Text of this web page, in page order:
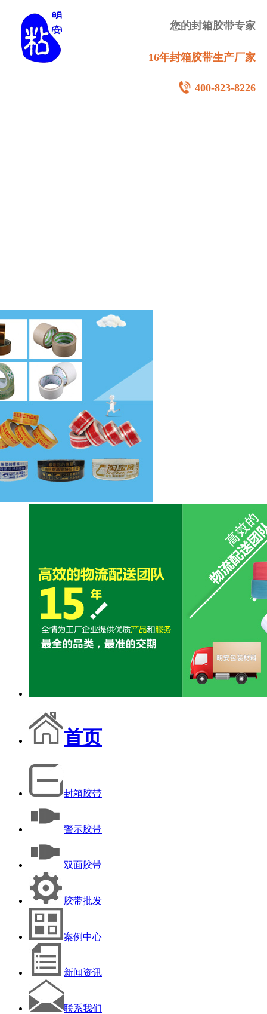
您的封箱胶带专家
16年封箱胶带生产厂家
400-823-8226
首页
封箱胶带
警示胶带
双面胶带
胶带批发
案例中心
新闻资讯
联系我们